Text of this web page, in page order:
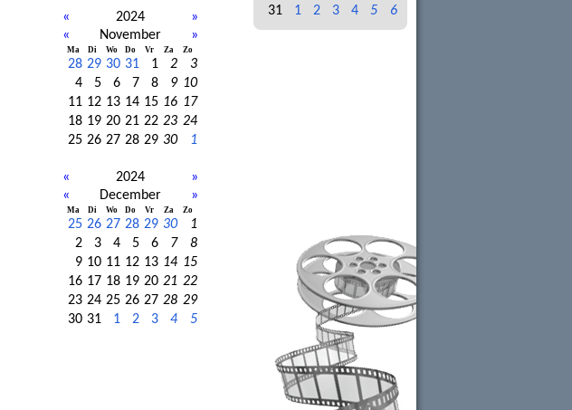
31
1 2 3 4 5 6
« 2024
»
«
November »
Ma Di Wo Do Vr Za Zo
28 29 30 31 1 2
3
4
5 6 7 8 9 10
11 12 13 14 15 16 17
18 19 20 21 22 23 24
25 26 27 28 29 30 1
« 2024
»
«
December »
Ma Di Wo Do Vr Za Zo
25 26 27 28 29 30
1
2
3 4 5 6 7
8
9 10 11 12 13 14 15
16 17 18 19 20 21 22
23 24 25 26 27 28 29
30 31 1 2 3 4 5